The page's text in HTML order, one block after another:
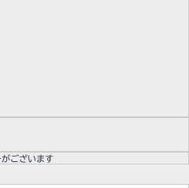
ございます